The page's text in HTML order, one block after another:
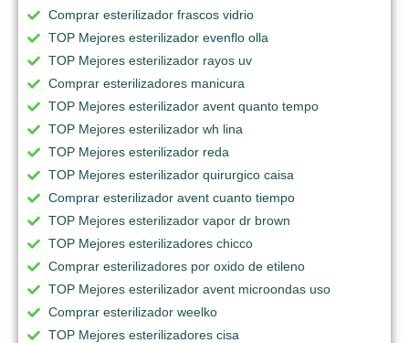
Comprar esterilizador frascos vidrio
TOP Mejores esterilizador evenflo olla
TOP Mejores esterilizador rayos uv
Comprar esterilizadores manicura
TOP Mejores esterilizador avent quanto tempo
TOP Mejores esterilizador wh lina
TOP Mejores esterilizador reda
TOP Mejores esterilizador quirurgico caisa
Comprar esterilizador avent cuanto tiempo
TOP Mejores esterilizador vapor dr brown
TOP Mejores esterilizadores chicco
Comprar esterilizadores por oxido de etileno
TOP Mejores esterilizador avent microondas uso
Comprar esterilizador weelko
TOP Mejores esterilizadores cisa